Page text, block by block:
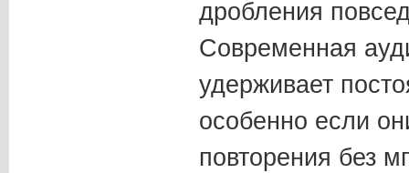
дробления
Современная
удерживает
особенно если
повторения без